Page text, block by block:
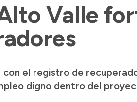
Valle
con el registro de
digno dentro del